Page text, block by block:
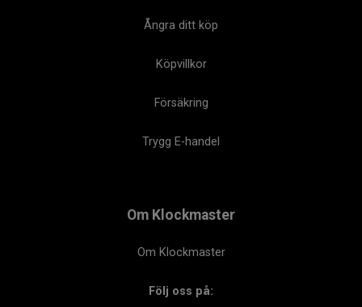
Ångra ditt köp
Köpvillkor
Försäkring
Trygg E-handel
Om Klockmaster
Om Klockmaster
Följ oss på: